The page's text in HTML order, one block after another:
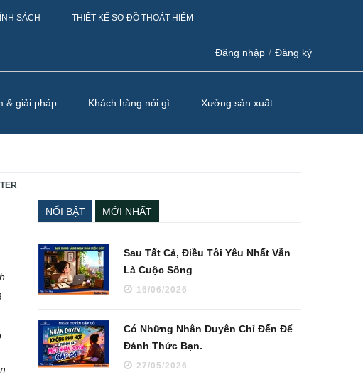
SÁCH THIẾT KẾ SƠ ĐỒ THOÁT HIỂM
Đăng nhập / Đăng ký
& giải pháp Khách hàng nói gì Xưởng sản xuất
NỔI BẬT
Sau Tất Cả, Điều Tôi Yêu Nhất Vẫn
Là Cuộc Sống
16/06/2026
Có Những Nhân Duyên Chỉ Đến Để
Đánh Thức Bạn.
27/05/2026
MỚI NHẤT